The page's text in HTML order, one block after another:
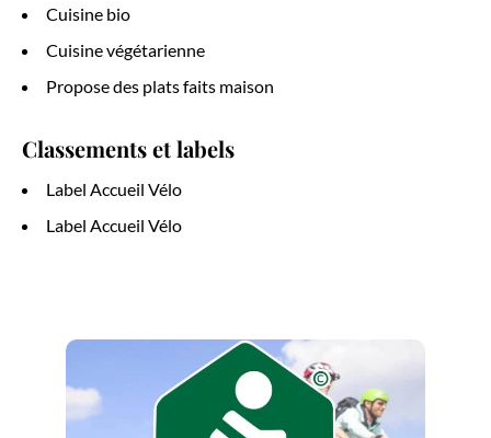
Cuisine bio
Cuisine végétarienne
Propose des plats faits maison
Classements et labels
Label Accueil Vélo
Label Accueil Vélo